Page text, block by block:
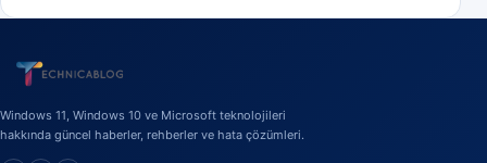
Windows 11, Windows 10 ve Microsoft teknolojileri
hakkında güncel haberler, rehberler ve hata çözümleri.